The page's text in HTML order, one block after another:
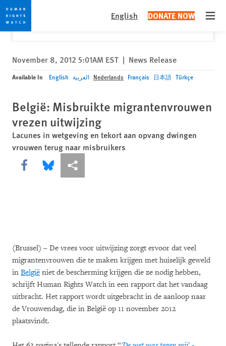
Skip
to
cookie
privacy
notice
Skip
to
main
content
English DONATE NOW
Would you like to read this page in English?
Yes
✕
November 8, 2012 5:01AM EST | News Release
Available In English العربية Nederlands Français 日本語 Türkçe
België: Misbruikte migrantenvrouwen
vrezen uitwijzing
Lacunes in wetgeving en tekort aan opvang dwingen
vrouwen terug naar misbruikers
Share this via Facebook
Share this via Bluesky
More sharing options
(Brussel) – De vrees voor uitwijzing zorgt ervoor dat veel
migrantenvrouwen die te maken krijgen met huiselijk geweld
in België niet de bescherming krijgen die ze nodig hebben,
schrijft Human Rights Watch in een rapport dat het vandaag
uitbracht. Het rapport wordt uitgebracht in de aanloop naar
de Vrouwendag, die in België op 11 november 2012
plaatsvindt.